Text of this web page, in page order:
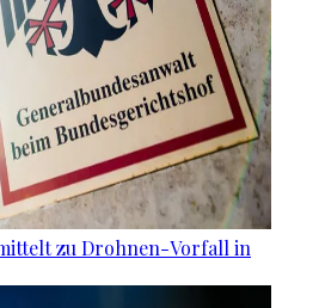
zu Drohnen-Vorfall in